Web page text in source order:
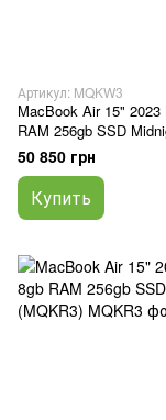
Артикул: MQKW3
MacBook Air 15" 2023
RAM 256gb SSD
(MQKW3)
50 850 грн
Купить